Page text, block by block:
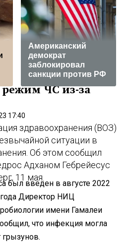
Американский
демократ
заблокировал
санкции против РФ
ЧС из-за
17:40
здравоохранения (ВОЗ)
ситуации в
Об этом сообщил
Адханом Гебрейесус
11 мая.
был введен в августе 2022
Директор НИЦ
имени Гамалеи
что инфекция могла
грызунов.